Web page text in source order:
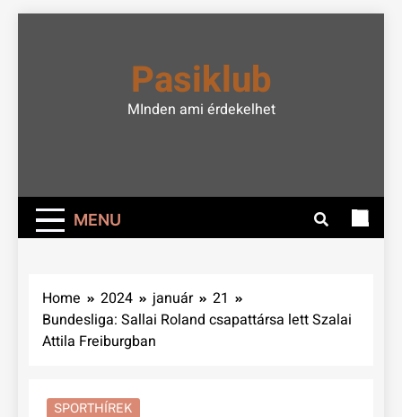
Pasiklub
MInden ami érdekelhet
MENU
Home 2024 január
21
Bundesliga: Sallai Roland csapattársa lett Szalai
Attila Freiburgban
SPORTHÍREK